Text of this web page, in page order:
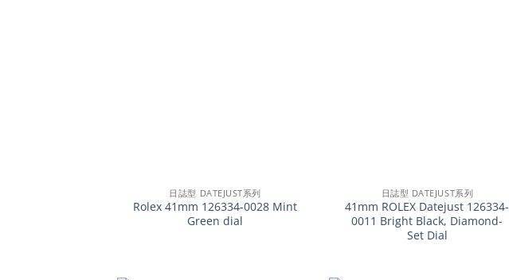
日誌型 DATEJUST系列
Rolex 41mm 126334-0028 Mint
Green dial
日誌型 DATEJUST系列
41mm ROLEX Datejust 126334-
0011 Bright Black, Diamond-
Set Dial